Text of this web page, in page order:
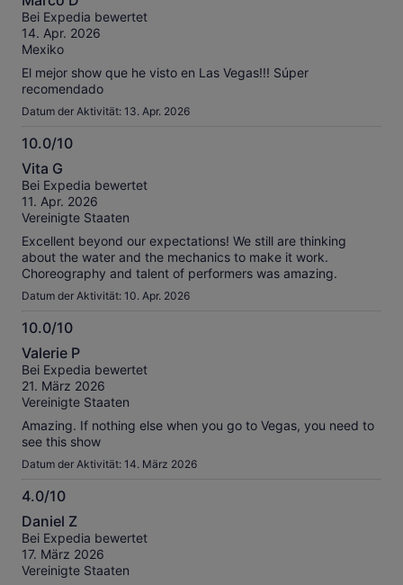
von
10
Bei Expedia bewertet
14. Apr. 2026
Mexiko
El mejor show que he visto en Las Vegas!!! Súper
recomendado
Datum der Aktivität: 13. Apr. 2026
10.0/10
10.0
von
10
Vita G
Bei Expedia bewertet
11. Apr. 2026
Vereinigte Staaten
Excellent beyond our expectations! We still are thinking
about the water and the mechanics to make it work.
Choreography and talent of performers was amazing.
Datum der Aktivität: 10. Apr. 2026
10.0/10
10.0
von
10
Valerie P
Bei Expedia bewertet
21. März 2026
Vereinigte Staaten
Amazing. If nothing else when you go to Vegas, you need to
see this show
Datum der Aktivität: 14. März 2026
4.0/10
4.0
von
10
Daniel Z
Bei Expedia bewertet
17. März 2026
Vereinigte Staaten